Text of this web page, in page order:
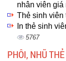
nhân viên giá
Thẻ sinh
In thẻ sinh
5767
PHÔI, NHŨ